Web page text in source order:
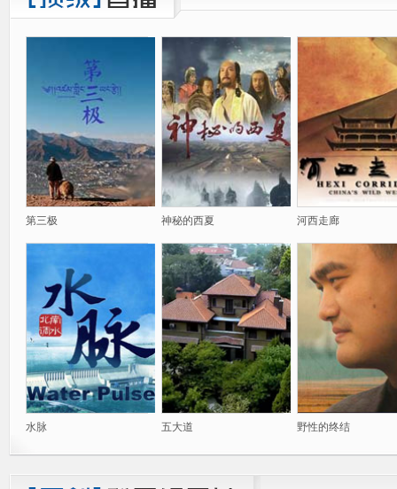
第三极 神秘的西夏 河西走廊
水脉 五大道 野性的终结